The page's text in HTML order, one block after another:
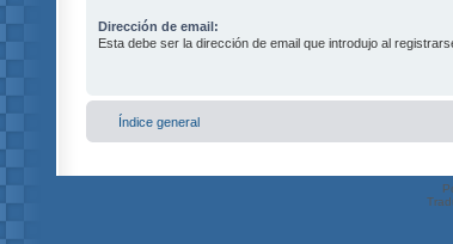
Dirección de email:
Esta debe ser la dirección de email que introdujo al
Índice general